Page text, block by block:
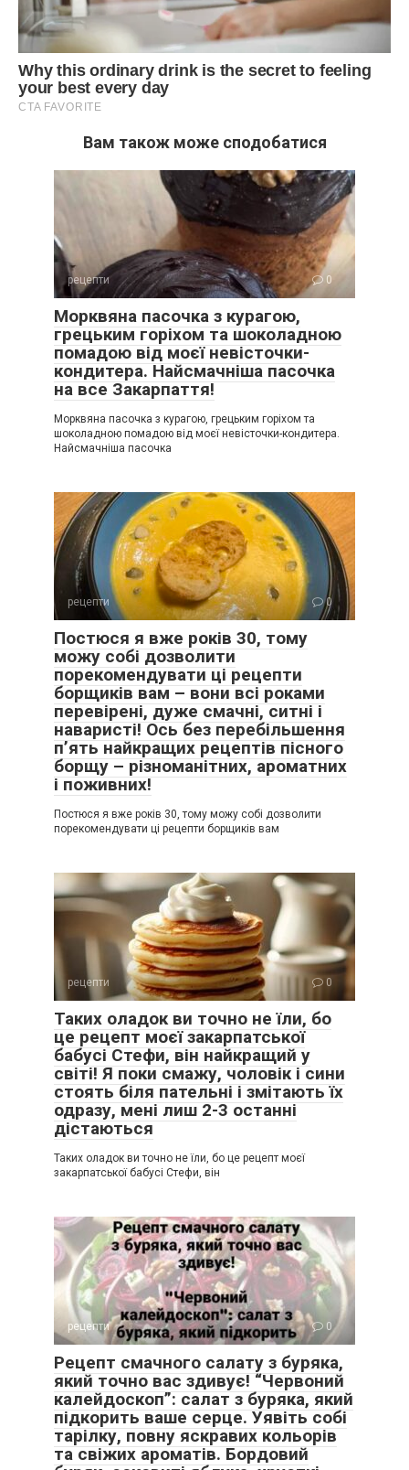
Вам також може сподобатися
рецепти 0
Морквяна пасочка з курагою,
грецьким горіхом та шоколадною
помадою від моєї невісточки-
кондитера. Найсмачніша пасочка
на все Закарпаття!
Морквяна пасочка з курагою, грецьким горіхом та
шоколадною помадою від моєї невісточки-кондитера.
Найсмачніша пасочка
рецепти 0
Постюся я вже років 30, тому
можу собі дозволити
порекомендувати ці рецепти
борщиків вам – вони всі роками
перевірені, дуже смачні, ситні і
наваристі! Ось без перебільшення
п’ять найкращих рецептів пісного
борщу – різноманітних, ароматних
і поживних!
Постюся я вже років 30, тому можу собі дозволити
порекомендувати ці рецепти борщиків вам
рецепти 0
Таких оладок ви точно не їли, бо
це рецепт моєї закарпатської
бабусі Стефи, він найкращий у
світі! Я поки смажу, чоловік і сини
стоять біля пательні і змітають їх
одразу, мені лиш 2-3 останні
дістаються
Таких оладок ви точно не їли, бо це рецепт моєї
закарпатської бабусі Стефи, він
рецепти 0
Рецепт смачного салату з буряка,
який точно вас здивує! “Червоний
калейдоскоп”: салат з буряка, який
підкорить ваше серце. Уявіть собі
тарілку, повну яскравих кольорів
та свіжих ароматів. Бордовий